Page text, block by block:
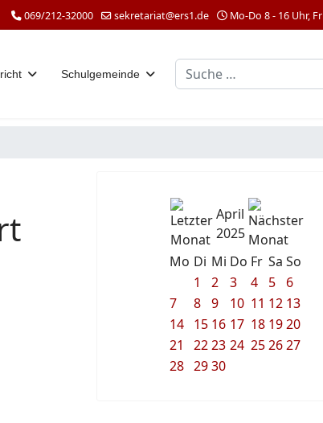
069/212-32000 sekretariat@ers1.de Mo-Do 8 - 16 Uhr,
Schulgemeinde Suchen
April
2025
Mo Di Mi Do Fr Sa So
1
2 3 4 5
6
7
8 9 10 11 12 13
14 15 16 17 18 1920
21
2223 24 252627
28 2930